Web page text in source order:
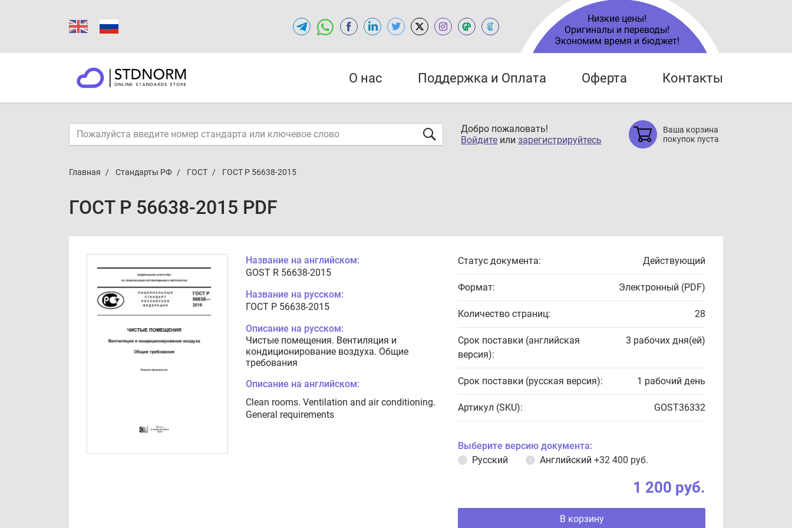
Низкие цены!
Оригиналы и переводы!
Экономим время и бюджет!
О нас Поддержка и Оплата Оферта Контакты
Добро пожаловать!
Войдите или зарегистрируйтесь
Ваша корзина
покупок пуста
Главная Стандарты РФ ГОСТ ГОСТ Р 56638-2015
ГОСТ Р 56638-2015 PDF
Название на английском:
GOST R 56638-2015
Название на русском:
ГОСТ Р 56638-2015
Описание на русском:
Чистые помещения. Вентиляция и
кондиционирование воздуха. Общие
требования
Описание на английском:
Clean rooms. Ventilation and air conditioning.
General requirements
Статус документа: Действующий
Формат: Электронный (PDF)
Количество страниц: 28
Срок поставки (английская
версия):
3 рабочих дня(ей)
Срок поставки (русская версия): 1 рабочий день
Артикул (SKU): GOST36332
Выберите версию документа:
Русский
Английский +32 400 руб.
1 200 руб.
В корзину